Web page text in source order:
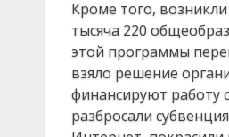
Кроме того,
тысяча 220
этой программы
взяло решение
финансируют работу
разбросали